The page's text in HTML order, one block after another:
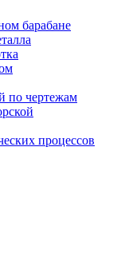
барабане
по чертежам
процессов